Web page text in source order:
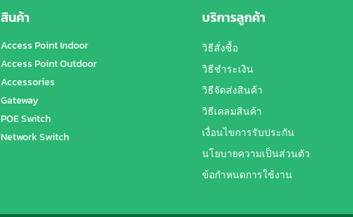
สินค้า
Access Point Indoor
Access Point Outdoor
Accessories
Gateway
POE Switch
Network Switch
บริการลูกค้า
วิธีสั่งซื้อ
วิธีชำระเงิน
วิธีจัดส่งสินค้า
วิธีเคลมสินค้า
เงื่อนไขการรับประกัน
นโยบายความเป็นส่วนตัว
ข้อกำหนดการใช้งาน